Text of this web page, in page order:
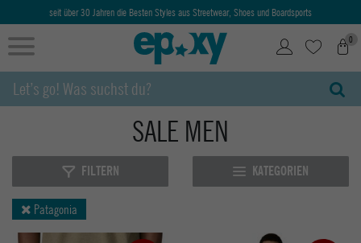
0
SALE MEN
FILTERN KATEGORIEN
Patagonia